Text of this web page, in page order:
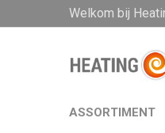
Welkom bij
ASSORTIMENT